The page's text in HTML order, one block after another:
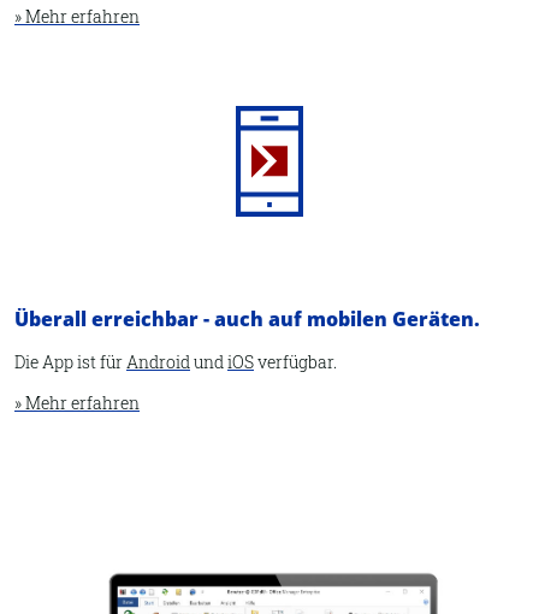
» Mehr erfahren
Überall erreichbar - auch auf mobilen Geräten.
Die App ist für Android und iOSverfügbar.
» Mehr erfahren